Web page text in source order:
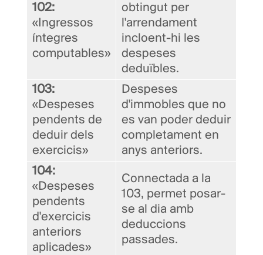
102:
«Ingressos
íntegres
computables»
obtingut per
l'arrendament
incloent-hi les
despeses
deduïbles.
103:
«Despeses
pendents de
deduir dels
exercicis»
Despeses
d'immobles que no
es van poder deduir
completament en
anys anteriors.
104:
«Despeses
pendents
d'exercicis
anteriors
aplicades»
Connectada a la
103, permet posar-
se al dia amb
deduccions
passades.